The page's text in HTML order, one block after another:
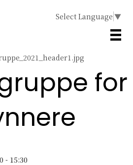
Select Language ▼
for
- 15:30